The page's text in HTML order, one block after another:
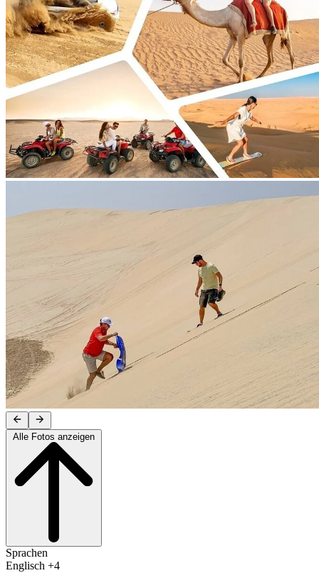
Sprachen
Englisch +4